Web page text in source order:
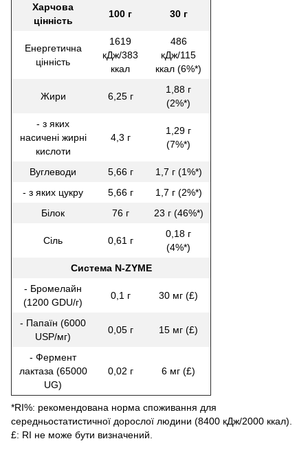
Харчова
цінність
100 г 30 г
Енергетична
цінність
1619
кДж/383
ккал
486
кДж/115
ккал (6%*)
Жири 6,25 г
1,88 г
(2%*)
- з яких
насичені жирні
кислоти
4,3 г
1,29 г
(7%*)
Вуглеводи 5,66 г
1,7 г (1%*)
- з яких цукру
5,66 г
1,7 г (2%*)
Білок
76 г 23 г (46%*)
Сіль 0,61 г
0,18 г
(4%*)
Система N-ZYME
- Бромелайн
(1200 GDU/г)
0,1 г 30 мг (£)
- Папаїн (6000
USP/мг)
0,05 г 15 мг (£)
- Фермент
лактаза (65000
UG)
0,02 г 6 мг (£)
*RI%: рекомендована норма споживання для
середньостатистичної дорослої людини (8400 кДж/2000 ккал).
£: RI не може бути визначений.